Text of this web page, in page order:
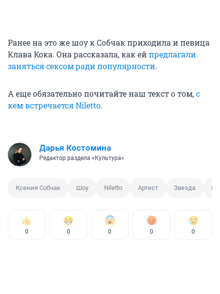
Ранее на это же шоу к Собчак приходила и певица
Клава Кока. Она рассказала, как ейпредлагали
заняться сексом ради популярности.
А еще обязательно почитайте наш текст о том,с
кем встречается Niletto.
Дарья Костомина
Редактор раздела «Культура»
Ксения Собчак Шоу Niletto Артист Звезда
0 0 0 0 0